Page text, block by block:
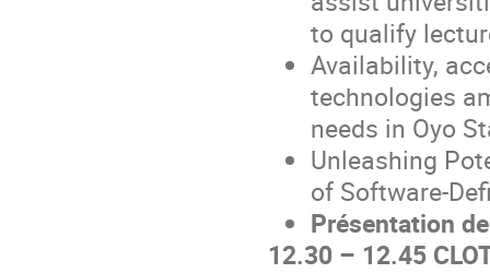
to qualify
Availability,
technologies
needs in Oyo
Unleashing
of Software-
Présentation
12.30 – 12.45